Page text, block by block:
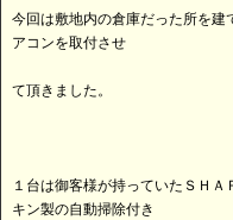
今回は敷地内の倉庫だった所を
アコンを取付させ
て頂きました。
１台は御客様が持っていたＳＨ
キン製の自動掃除付き